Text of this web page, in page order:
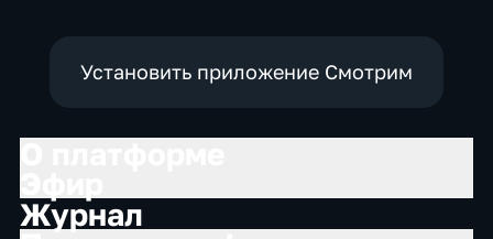
Установить приложение Смотрим
Журнал